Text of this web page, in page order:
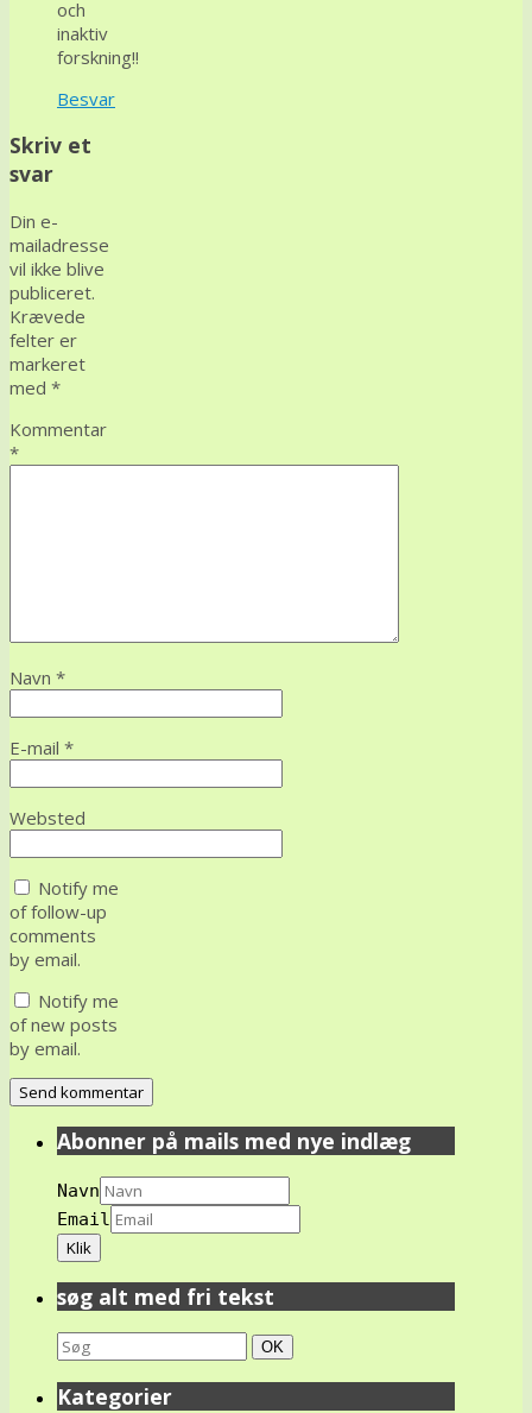
och
inaktiv
forskning!!
Besvar
Skriv et
svar
Din e-
mailadresse
vil ikke blive
publiceret.
Krævede
felter er
markeret
med *
Kommentar
*
Navn *
E-mail *
Websted
Notify me
of follow-up
comments
by email.
Notify me
of new posts
by email.
Abonner på mails med nye indlæg
Navn
Email
søg alt med fri tekst
Search
for:
Søg
OK
Kategorier